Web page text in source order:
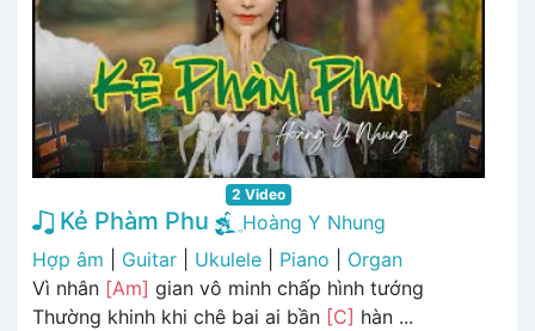
2 Video
Kẻ Phàm Phu
Hoàng Y Nhung
Hợp âm
Guitar Ukulele Piano
Organ
Vì nhân [Am] gian vô minh chấp hình tướng
Thường khinh khi chê bai ai bần [C] hàn ...